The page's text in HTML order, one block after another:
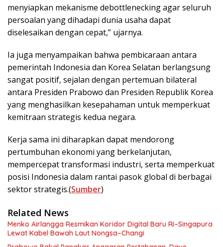
menyiapkan mekanisme debottlenecking agar seluruh
persoalan yang dihadapi dunia usaha dapat
diselesaikan dengan cepat,” ujarnya.
Ia juga menyampaikan bahwa pembicaraan antara
pemerintah Indonesia dan Korea Selatan berlangsung
sangat positif, sejalan dengan pertemuan bilateral
antara Presiden Prabowo dan Presiden Republik Korea
yang menghasilkan kesepahaman untuk memperkuat
kemitraan strategis kedua negara.
Kerja sama ini diharapkan dapat mendorong
pertumbuhan ekonomi yang berkelanjutan,
mempercepat transformasi industri, serta memperkuat
posisi Indonesia dalam rantai pasok global di berbagai
sektor strategis.(Sumber)
Related News
Menko Airlangga Resmikan Koridor Digital Baru RI–Singapura
Lewat Kabel Bawah Laut Nongsa–Changi